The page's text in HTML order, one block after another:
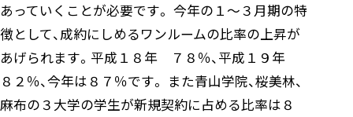
あっていくことが必要です。 今年の１～３月期の特
徴として、成約にしめるワンルームの比率の上昇が
あげられます。平成１８年 ７８％、平成１９年
８２％、今年は８７％です。 また青山学院、桜美林、
麻布の３大学の学生が新規契約に占める比率は８